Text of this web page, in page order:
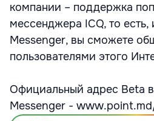
компании – поддержка
мессенджера ICQ, то есть,
Messenger, вы сможете
пользователями этого
Официальный адрес Beta
Messenger -